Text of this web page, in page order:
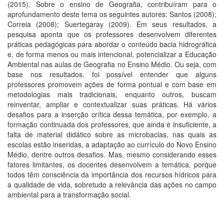
(2015). Sobre o ensino de Geografia, contribuíram para o
aprofundamento deste tema os seguintes autores: Santos (2008);
Correia (2008); Suertegaray (2009). Em seus resultados, a
pesquisa aponta que os professores desenvolvem diferentes
práticas pedagógicas para abordar o conteúdo bacia hidrográfica
e, de forma menos ou mais intencional, potencializar a Educação
Ambiental nas aulas de Geografia no Ensino Médio. Ou seja, com
base nos resultados, foi possível entender que alguns
professores promovem ações de forma pontual e com base em
metodologias mais tradicionais, enquanto outros, buscam
reinventar, ampliar e contextualizar suas práticas. Há vários
desafios para a inserção crítica dessa temática, por exemplo, a
formação continuada dos professores, que ainda é insuficiente, a
falta de material didático sobre as microbacias, nas quais as
escolas estão inseridas, a adaptação ao currículo do Novo Ensino
Médio, dentre outros desafios. Mas, mesmo considerando esses
fatores limitantes, os docentes desenvolvem a temática, porque
todos têm consciência da importância dos recursos hídricos para
a qualidade de vida, sobretudo a relevância das ações no campo
ambiental para a transformação social.